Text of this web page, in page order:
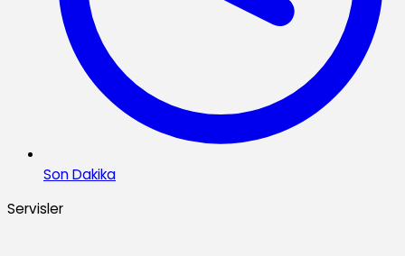
Son Dakika
Servisler